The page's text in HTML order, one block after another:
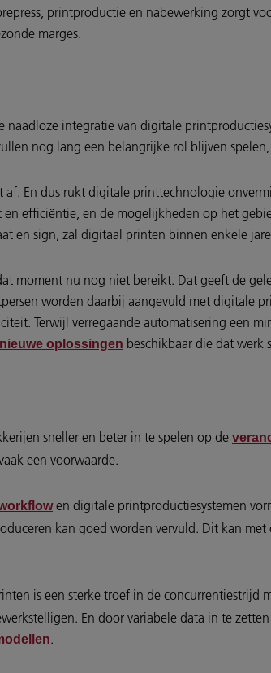
printproductie en nabewerking zorgt
marges.
integratie van digitale
nog lang een belangrijke rol blijven
af. En dus rukt digitale printtechnologie
efficiëntie, en de mogelijkheden op het
en sign, zal digitaal printen binnen enkele
moment nu nog niet bereikt. Dat geeft de
worden daarbij aangevuld met digitale
Terwijl verregaande automatisering een
nieuwe oplossingen beschikbaar die dat werk
sneller en beter in te spelen op de
een voorwaarde.
en digitale printproductiesystemen
kan goed worden vervuld. Dit kan
is een sterke troef in de concurrentiestrijd
En door variabele data in te
.